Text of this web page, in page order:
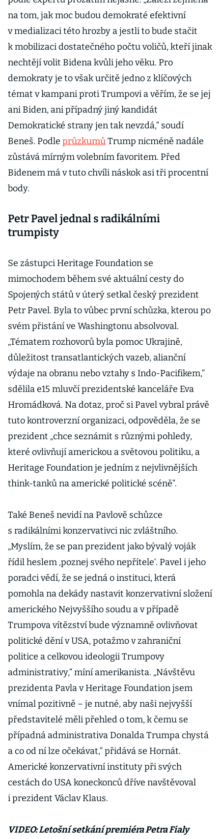
na tom, jak moc budou demokraté efektivní
v medializaci této hrozby a jestli to bude stačit
k mobilizaci dostatečného počtu voličů, kteří jinak
nechtějí volit Bidena kvůli jeho věku. Pro
demokraty je to však určitě jedno z klíčových
témat v kampani proti Trumpovi a věřím, že se jej
ani Biden, ani případný jiný kandidát
Demokratické strany jen tak nevzdá,“ soudí
Beneš. Podle průzkumůTrump nicméně nadále
zůstává mírným volebním favoritem. Před
Bidenem má v tuto chvíli náskok asi tři procentní
body.
Petr Pavel jednal s radikálními
trumpisty
Se zástupci Heritage Foundation se
mimochodem během své aktuální cesty do
Spojených států v úterý setkal český prezident
Petr Pavel. Byla to vůbec první schůzka, kterou po
svém přistání ve Washingtonu absolvoval.
„Tématem rozhovorů byla pomoc Ukrajině,
důležitost transatlantických vazeb, alianční
výdaje na obranu nebo vztahy s Indo-Pacifikem,“
sdělila e15 mluvčí prezidentské kanceláře Eva
Hromádková. Na dotaz, proč si Pavel vybral právě
tuto kontroverzní organizaci, odpověděla, že se
prezident „chce seznámit s různými pohledy,
které ovlivňují americkou a světovou politiku, a
Heritage Foundation je jedním z nejvlivnějších
think-tanků na americké politické scéně“.
Také Beneš nevidí na Pavlově schůzce
s radikálními konzervativci nic zvláštního.
„Myslím, že se pan prezident jako bývalý voják
řídil heslem ‚poznej svého nepřítele‘. Pavel i jeho
poradci vědí, že se jedná o instituci, která
pomohla na dekády nastavit konzervativní složení
amerického Nejvyššího soudu a v případě
Trumpova vítězství bude významně ovlivňovat
politické dění v USA, potažmo v zahraniční
politice a celkovou ideologii Trumpovy
administrativy,“ míní amerikanista. „Návštěvu
prezidenta Pavla v Heritage Foundation jsem
vnímal pozitivně – je nutné, aby naši nejvyšší
představitelé měli přehled o tom, k čemu se
případná administrativa Donalda Trumpa chystá
a co od ní lze očekávat,“ přidává se Hornát.
Americké konzervativní instituty při svých
cestách do USA koneckonců dříve navštěvoval
i prezident Václav Klaus.
VIDEO: Letošní setkání premiéra Petra Fialy